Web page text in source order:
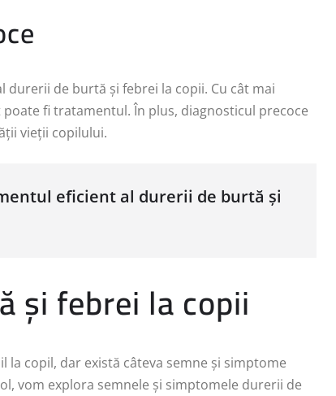
de burtă și febrei la copii. Cu cât mai
fi tratamentul. În plus, diagnosticul precoce
vieții copilului.
eficient al durerii de burtă și
și febrei la copii
copil, dar există câteva semne și simptome
vom explora semnele și simptomele durerii de